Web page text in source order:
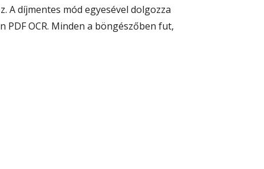
A díjmentes mód egyesével dolgozza
OCR. Minden a böngészőben fut,